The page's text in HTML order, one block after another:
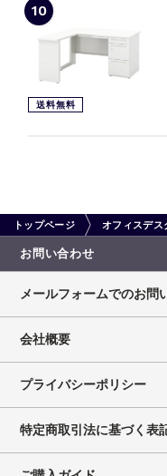
10
送料無料
トップページ オフィスデス
お問い合わせ
メールフォームでのお問
会社概要
プライバシーポリシー
特定商取引法に基づく表